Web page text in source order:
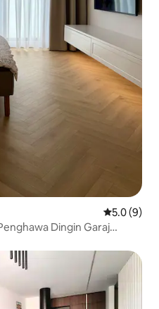
Penarafan
5.0 (9)
Dingin Garaj